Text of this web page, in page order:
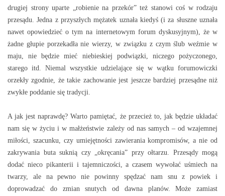
drugiej strony uparte „robienie na przekór” też stanowi coś w rodzaju
przesądu. Jedna z przyszłych mężatek uznała kiedyś (i za słuszne uznała
nawet opowiedzieć o tym na internetowym forum dyskusyjnym), że w
żadne głupie porzekadła nie wierzy, w związku z czym ślub weźmie w
maju, nie będzie mieć niebieskiej podwiązki, niczego pożyczonego,
starego itd. Niemal wszystkie udzielające się w wątku forumowiczki
orzekły zgodnie, że takie zachowanie jest jeszcze bardziej przesądne niż
zwykłe poddanie się tradycji.
A jak jest naprawdę? Warto pamiętać, że przecież to, jak będzie układać
nam się w życiu i w małżeństwie zależy od nas samych – od wzajemnej
miłości, szacunku, czy umiejętności zawierania kompromisów, a nie od
zakrywania buta suknią czy „okręcania” przy ołtarzu. Przesądy mogą
dodać nieco pikanterii i tajemniczości, a czasem wywołać uśmiech na
twarzy, ale na pewno nie powinny spędzać nam snu z powiek i
doprowadzać do zmian snutych od dawna planów. Może zamiast